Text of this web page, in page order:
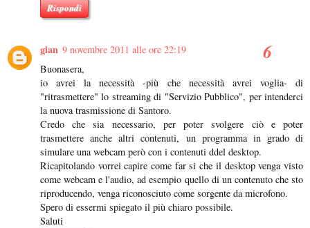
Rispondi
gian 9 novembre 2011 alle ore 22:19
Buonasera,
io avrei la necessità -più che necessità avrei voglia- di
"ritrasmettere" lo streaming di "Servizio Pubblico", per intenderci
la nuova trasmissione di Santoro.
Credo che sia necessario, per poter svolgere ciò e poter
trasmettere anche altri contenuti, un programma in grado di
simulare una webcam però con i contenuti ddel desktop.
Ricapitolando vorrei capire come far si che il desktop venga visto
come webcam e l'audio, ad esempio quello di un contenuto che sto
riproducendo, venga riconosciuto come sorgente da microfono.
Spero di essermi spiegato il più chiaro possibile.
Saluti